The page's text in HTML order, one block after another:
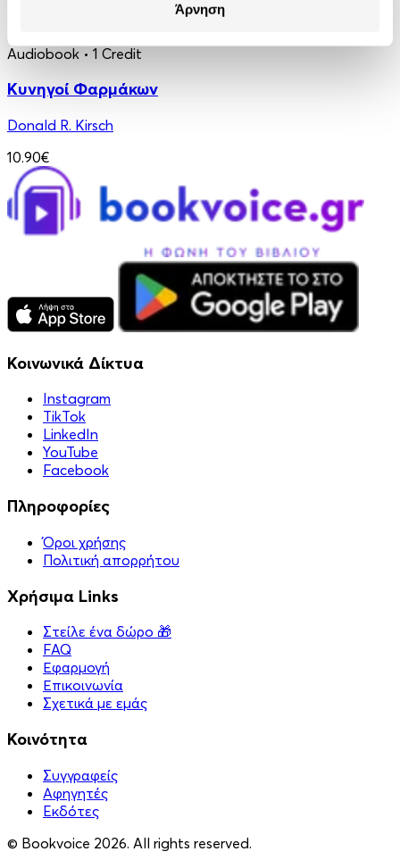
Άρνηση
Audiobook • 1 Credit
Κυνηγοί Φαρμάκων
Donald R. Kirsch
10.90€
Κοινωνικά Δίκτυα
Instagram
TikTok
LinkedIn
YouTube
Facebook
Πληροφορίες
Όροι χρήσης
Πολιτική απορρήτου
Χρήσιμα Links
Στείλε ένα δώρο 🎁
FAQ
Εφαρμογή
Επικοινωνία
Σχετικά με εμάς
Κοινότητα
Συγγραφείς
Αφηγητές
Eκδότες
© Bookvoice 2026. All rights reserved.